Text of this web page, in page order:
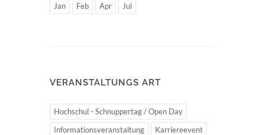
Jan Feb Apr Jul
VERANSTALTUNGS ART
Hochschul - Schnuppertag / Open Day
Informationsveranstaltung
Karriereevent